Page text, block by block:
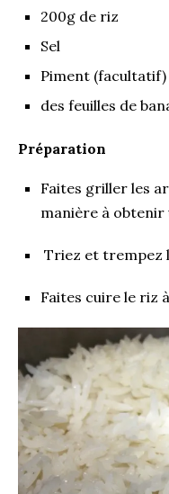
200g de riz
Sel
Piment (facultatif)
des feuilles de
Préparation
Faites griller les
manière à obtenir
Triez et trempez
Faites cuire le riz à